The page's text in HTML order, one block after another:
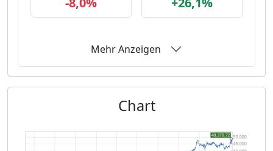
Mehr Anzeigen
Chart